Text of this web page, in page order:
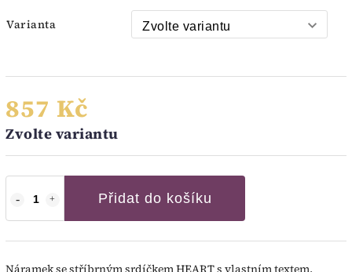
Varianta
857 Kč
Zvolte variantu
Přidat do košíku